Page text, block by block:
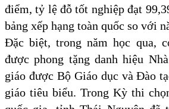
điểm, tỷ lệ đỗ tốt nghiệp đạt
bảng xếp hạng toàn quốc so với
Đặc biệt, trong năm học qua,
được phong tặng danh hiệu
giáo được Bộ Giáo dục và Đào
giáo tiêu biểu. Trong Kỳ thi